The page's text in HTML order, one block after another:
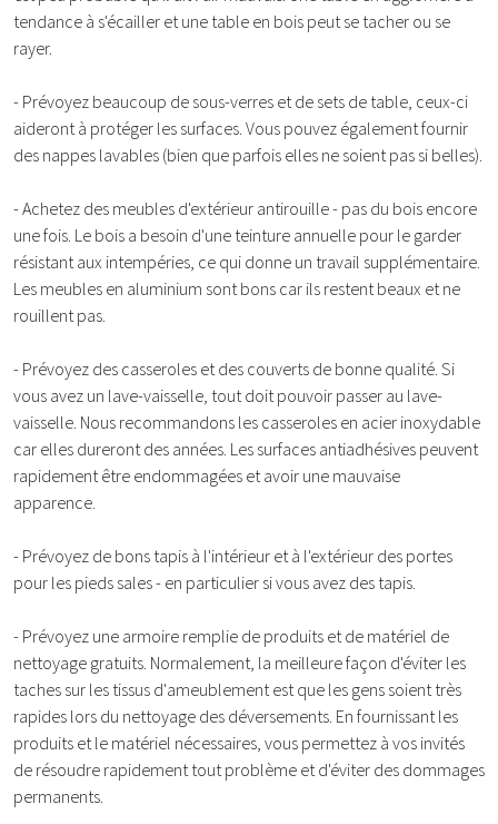
tendance à s'écailler et une table en bois peut se tacher ou se
rayer.
- Prévoyez beaucoup de sous-verres et de sets de table, ceux-ci
aideront à protéger les surfaces. Vous pouvez également fournir
des nappes lavables (bien que parfois elles ne soient pas si belles).
- Achetez des meubles d'extérieur antirouille - pas du bois encore
une fois. Le bois a besoin d'une teinture annuelle pour le garder
résistant aux intempéries, ce qui donne un travail supplémentaire.
Les meubles en aluminium sont bons car ils restent beaux et ne
rouillent pas.
- Prévoyez des casseroles et des couverts de bonne qualité. Si
vous avez un lave-vaisselle, tout doit pouvoir passer au lave-
vaisselle. Nous recommandons les casseroles en acier inoxydable
car elles dureront des années. Les surfaces antiadhésives peuvent
rapidement être endommagées et avoir une mauvaise
apparence.
- Prévoyez de bons tapis à l'intérieur et à l'extérieur des portes
pour les pieds sales - en particulier si vous avez des tapis.
- Prévoyez une armoire remplie de produits et de matériel de
nettoyage gratuits. Normalement, la meilleure façon d'éviter les
taches sur les tissus d'ameublement est que les gens soient très
rapides lors du nettoyage des déversements. En fournissant les
produits et le matériel nécessaires, vous permettez à vos invités
de résoudre rapidement tout problème et d'éviter des dommages
permanents.